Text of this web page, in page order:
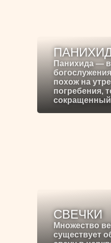
Панихида —
похож на
погребения,
СВЕЧКИ
Множество
существует